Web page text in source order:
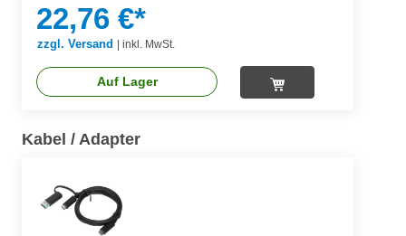
22,76 €*
zzgl. Versand inkl. MwSt.
Auf Lager
Kabel / Adapter